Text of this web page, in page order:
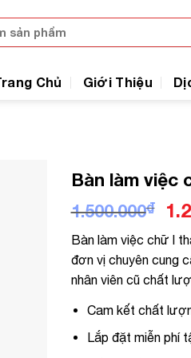
Chủ Giới Thiệu
Bàn làm việc
1.500.000₫
là:
Bàn làm việc chữ l
đơn vị chuyên cung
nhân viên cũ chất
Cam kết chất
Lắp đặt miễn phí